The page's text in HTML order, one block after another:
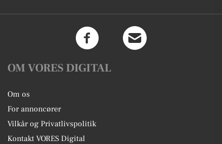
OM VORES DIGITAL
Om os
For annoncører
Vilkår og Privatlivspolitik
Kontakt VORES Digital